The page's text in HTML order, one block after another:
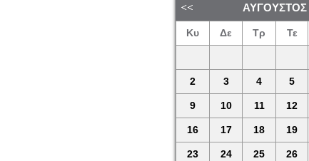
ΑΎΓΟΥΣΤΟΣ
Κυ Δε Τρ Τε
2 3 4 5
9 10 11 12
16 17 18 19
23 24 25 26